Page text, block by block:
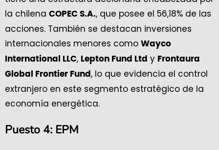
la chilena COPEC S.A., que posee el 56,18% de las
acciones. También se destacan inversiones
internacionales menores como Wayco
International LLC, Lepton Fund Ltd y Frontaura
Global Frontier Fund , lo que evidencia el control
extranjero en este segmento estratégico de la
economía energética.
Puesto 4: EPM